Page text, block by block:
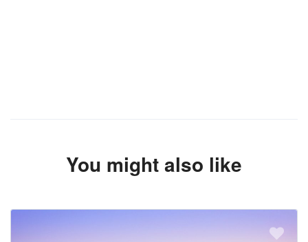
You might also like